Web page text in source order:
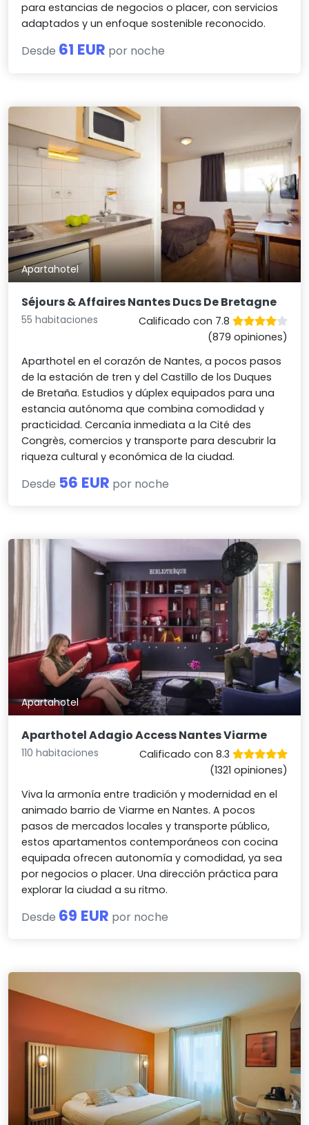
para estancias de negocios o placer, con servicios
adaptados y un enfoque sostenible reconocido.
Desde 61 EUR por noche
Apartahotel
Séjours & Affaires Nantes Ducs De Bretagne
55 habitaciones
Calificado con 7.8
(879 opiniones)
Aparthotel en el corazón de Nantes, a pocos pasos
de la estación de tren y del Castillo de los Duques
de Bretaña. Estudios y dúplex equipados para una
estancia autónoma que combina comodidad y
practicidad. Cercanía inmediata a la Cité des
Congrès, comercios y transporte para descubrir la
riqueza cultural y económica de la ciudad.
Desde 56 EUR por noche
Apartahotel
Aparthotel Adagio Access Nantes Viarme
110 habitaciones
Calificado con 8.3
(1321 opiniones)
Viva la armonía entre tradición y modernidad en el
animado barrio de Viarme en Nantes. A pocos
pasos de mercados locales y transporte público,
estos apartamentos contemporáneos con cocina
equipada ofrecen autonomía y comodidad, ya sea
por negocios o placer. Una dirección práctica para
explorar la ciudad a su ritmo.
Desde 69 EUR por noche